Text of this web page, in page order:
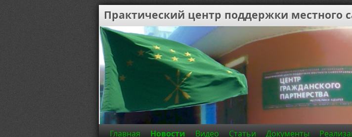
Практический центр поддержки местного
Главная Новости Видео Статьи Документы